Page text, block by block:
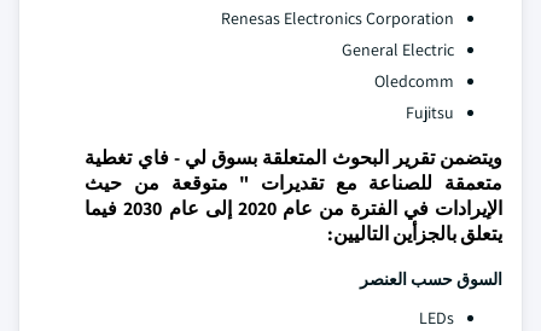
Renesas Electronics Corporation
General Electric
Oledcomm
Fujitsu
ويتضمن تقرير البحوث المتعلقة بسوق لي - فاي تغطية
متعمقة للصناعة مع تقديرات " متوقعة من حيث
الإيرادات في الفترة من عام 2020 إلى عام 2030 فيما
يتعلق بالجزأين التاليين:
السوق حسب العنصر
LEDs